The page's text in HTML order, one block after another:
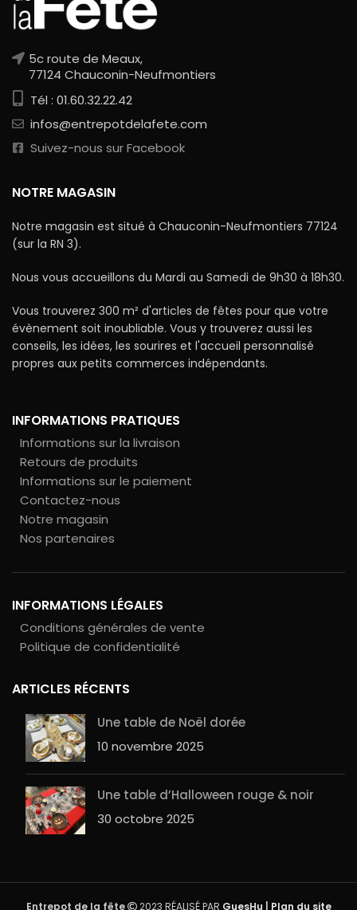
5c route de Meaux,
77124 Chauconin-Neufmontiers
Tél : 01.60.32.22.42
infos@entrepotdelafete.com
Suivez-nous sur Facebook
NOTRE MAGASIN
Notre magasin est situé à Chauconin-Neufmontiers 77124
(sur la RN 3).
Nous vous accueillons du Mardi au Samedi de 9h30 à 18h30.
Vous trouverez 300 m² d'articles de fêtes pour que votre
évènement soit inoubliable. Vous y trouverez aussi les
conseils, les idées, les sourires et l'accueil personnalisé
propres aux petits commerces indépendants.
INFORMATIONS PRATIQUES
Informations sur la livraison
Retours de produits
Informations sur le paiement
Contactez-nous
Notre magasin
Nos partenaires
INFORMATIONS LÉGALES
Conditions générales de vente
Politique de confidentialité
ARTICLES RÉCENTS
Une table de Noël dorée
10 novembre 2025
Une table d’Halloween rouge & noir
30 octobre 2025
Entrepot de la fête 2023 RÉALISÉ PAR GuesHu Plan du site